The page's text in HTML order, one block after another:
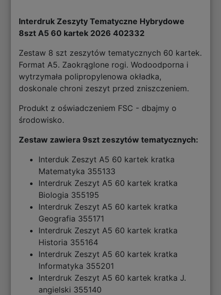
Interdruk Zeszyty Tematyczne Hybrydowe
8szt A5 60 kartek 2026 402332
Zestaw 8 szt zeszytów tematycznych 60 kartek.
Format A5. Zaokrąglone rogi. Wodoodporna i
wytrzymała polipropylenowa okładka,
doskonale chroni zeszyt przed zniszczeniem.
Produkt z oświadczeniem FSC - dbajmy o
środowisko.
Zestaw zawiera 9szt zeszytów tematycznych:
Interduk Zeszyt A5 60 kartek kratka
Matematyka 355133
Interdruk Zeszyt A5 60 kartek kratka
Biologia 355195
Interdruk Zeszyt A5 60 kartek kratka
Geografia 355171
Interdruk Zeszyt A5 60 kartek kratka
Historia 355164
Interdruk Zeszyt A5 60 kartek kratka
Informatyka 355201
Interdruk Zeszyt A5 60 kartek kratka J.
angielski 355140